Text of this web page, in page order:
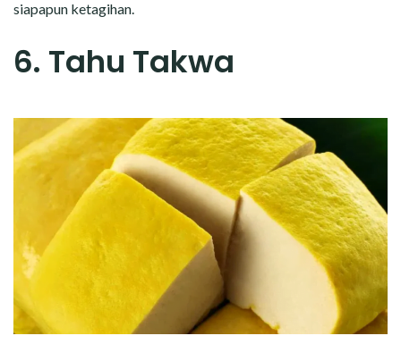
siapapun ketagihan.
6. Tahu Takwa